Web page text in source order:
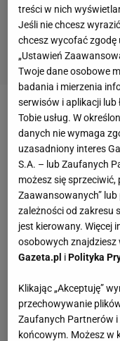
- Śmigłowiec
drodze podNanga
warunki
powrotem w
pogody. Akcja
będzie to możliwe
cytowana przez
treści w nich
Jeśli nie chcesz
chcesz wycofać zgodę
„Ustawień
Twoje dane osobowe
badania i mierzenia
serwisów i aplikacji lub
Tobie usług. W
danych nie wymaga
uzasadniony interes
S.A. – lub Zaufanych
możesz się sprzeciwić,
Zaawansowanych”
zależności od zakresu
jest kierowany. Więcej
osobowych
Gazeta.pl iPolityka
Klikając „Akceptuję”
przechowywanie
Zaufanych Partnerów i
końcowym. Możesz w